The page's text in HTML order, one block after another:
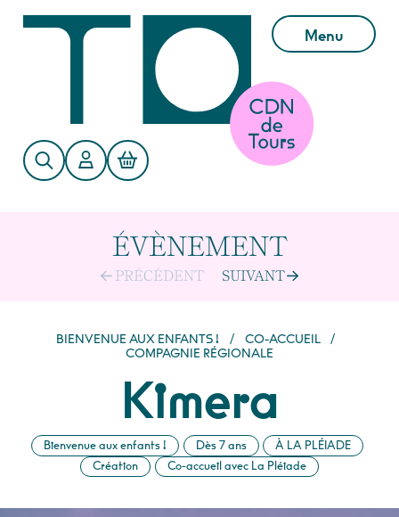
Menu
ÉVÈNEMENT
PRÉCÉDENT SUIVANT
BIENVENUE AUX ENFANTS ! / CO-ACCUEIL
/
COMPAGNIE RÉGIONALE
Kimera
Bienvenue aux enfants ! Dès 7 ans
À LA PLÉIADE
Création
Co-accueil avec La Pléiade